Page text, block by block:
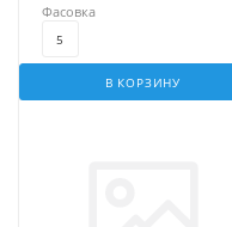
В КОРЗИНУ
Фасовка
5